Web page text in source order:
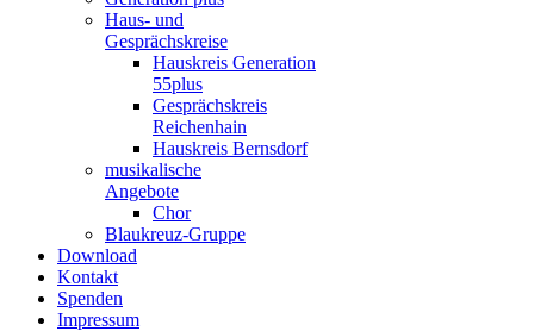
Haus- und
Gesprächskreise
Hauskreis Generation
55plus
Gesprächskreis
Reichenhain
Hauskreis Bernsdorf
musikalische
Angebote
Chor
Blaukreuz-Gruppe
Download
Kontakt
Spenden
Impressum